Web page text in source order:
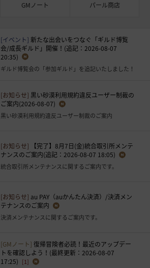
GMノート パール商店
[イベント] 新たな出会いをつなぐ「ギルド博覧
会/成長ギルド」開催！(追記：2026-08-07
20:35)
ギルド博覧会の「参加ギルド」を追記いたしました！
[お知らせ] 黒い砂漠利用規約違反ユーザー制裁の
ご案内(2026-08-07)
黒い砂漠利用規約違反ユーザー制裁のご案内
[お知らせ]
【完了】8月7日(金)統合取引所メンテ
ナンスのご案内(追記：2026-08-07 18:05)
統合取引所メンテナンスに関するご案内です。
[お知らせ] au PAY（auかんたん決済）/決済メン
テナンスのご案内
決済メンテナンスに関するご案内です。
[GMノート] 復帰冒険者必読！最近のアップデー
トを確認しよう！(最終更新：2026-08-07
17:25) [1]